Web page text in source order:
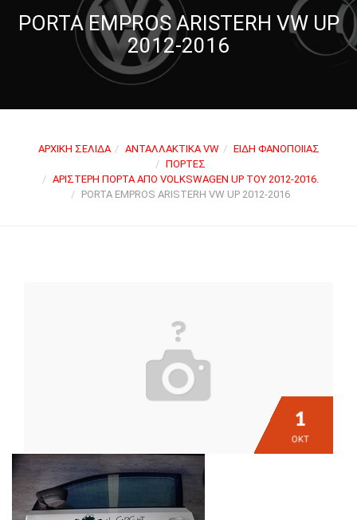
PORTA EMPROS ARISTERH VW UP
2012-2016
ΑΡΧΙΚΉ ΣΕΛΊΔΑ ΑΝΤΑΛΛΑΚΤΙΚΆ VW
ΕΊΔΗ ΦΑΝΟΠΟΙΊΑΣ
ΠΌΡΤΕΣ
ΑΡΙΣΤΕΡΉ ΠΌΡΤΑ ΑΠΌ VOLKSWAGEN UP ΤΟΥ 2012-2016.
PORTA EMPROS ARISTERH VW UP 2012-2016
1
ΟΚΤ